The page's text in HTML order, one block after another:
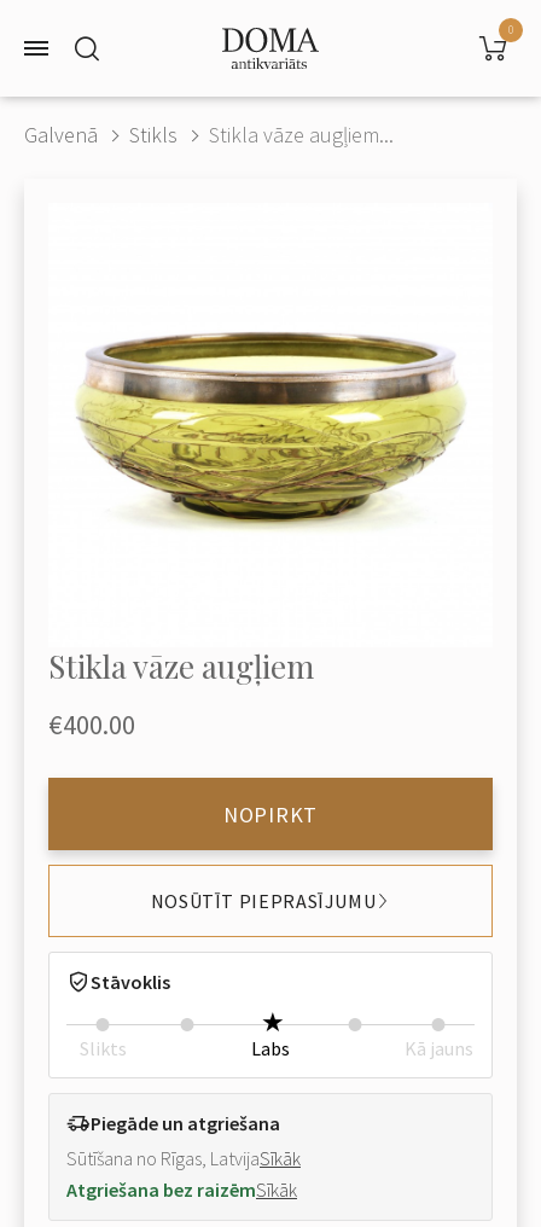
0
Galvenā Stikls Stikla vāze augļiem...
Stikla vāze augļiem
€400.00
NOPIRKT
NOSŪTĪT PIEPRASĪJUMU
Stāvoklis
Slikts Labs Kā jauns
Piegāde un atgriešana
Sūtīšana no Rīgas, LatvijaSīkāk
Atgriešana bez raizēmSīkāk